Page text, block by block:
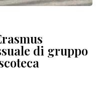
di gruppo